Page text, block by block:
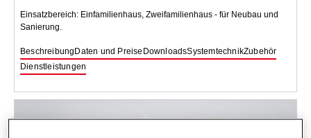
Einsatzbereich: Einfamilienhaus, Zweifamilienhaus - für Neubau und
Sanierung.
Beschreibung Daten und Preise DownloadsSystemtechnikZubehör
Dienstleistungen